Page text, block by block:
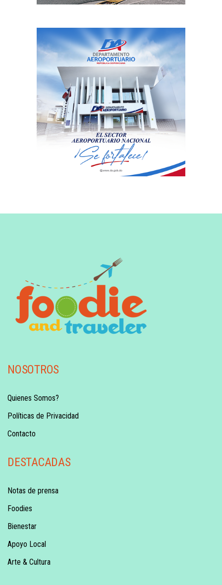
NOSOTROS
Quienes Somos?
Políticas de Privacidad
Contacto
DESTACADAS
Notas de prensa
Foodies
Bienestar
Apoyo Local
Arte & Cultura